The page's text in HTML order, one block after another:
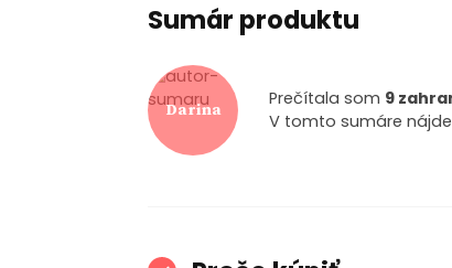
Sumár produktu
Darina
Prečítala som 9
V tomto sumáre